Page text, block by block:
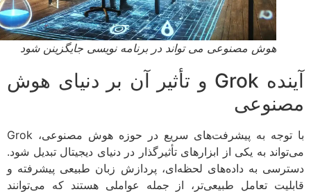
هوش مصنوعی می تواند در برنامه نویسی جایگزینن شود
آینده Grok و تأثیر آن بر دنیای هوش
با توجه به پیشرفت‌های سریع در حوزه هوش مصنوعی، Grok
به یکی از ابزارهای تأثیرگذار در دنیای دیجیتال تبدیل شود.
به داده‌های لحظه‌ای، پردازش زبان طبیعی پیشرفته و
تعامل طبیعی‌تر، از جمله عواملی هستند که می‌توانند